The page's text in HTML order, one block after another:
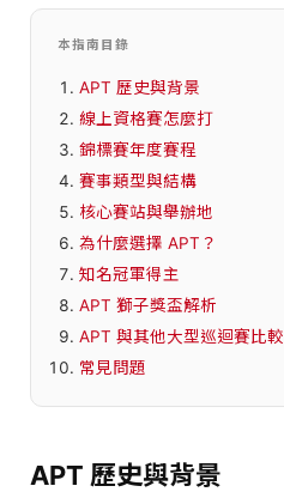
本指南目錄
APT 歷史與背景
線上資格賽怎麼打
錦標賽年度賽程
賽事類型與結構
核心賽站與舉辦地
為什麼選擇 APT？
知名冠軍得主
APT 獅子獎盃解析
APT 與其他大型巡迴賽比較
常見問題
APT 歷史與背景